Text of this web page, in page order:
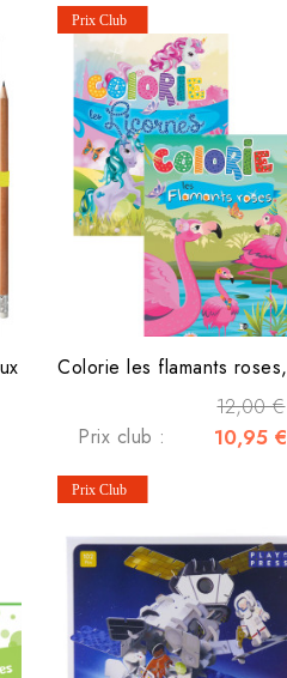
12,00 €
Prix club : 10,95 €